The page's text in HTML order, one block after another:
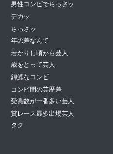
男性コンビでちっさッ
デカッ
ちっさッ
年の差なんて
若かりし頃から芸人
歳をとって芸人
錦鯉なコンビ
コンビ間の芸歴差
受賞数が一番多い芸人
賞レース最多出場芸人
タグ